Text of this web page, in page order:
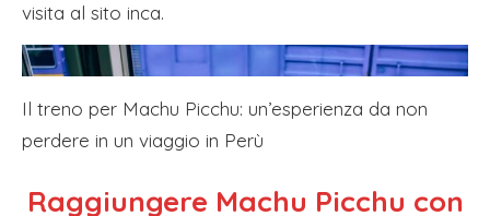
visita al sito inca.
Il treno per Machu Picchu: un’esperienza da non
perdere in un viaggio in Perù
Raggiungere Machu Picchu con